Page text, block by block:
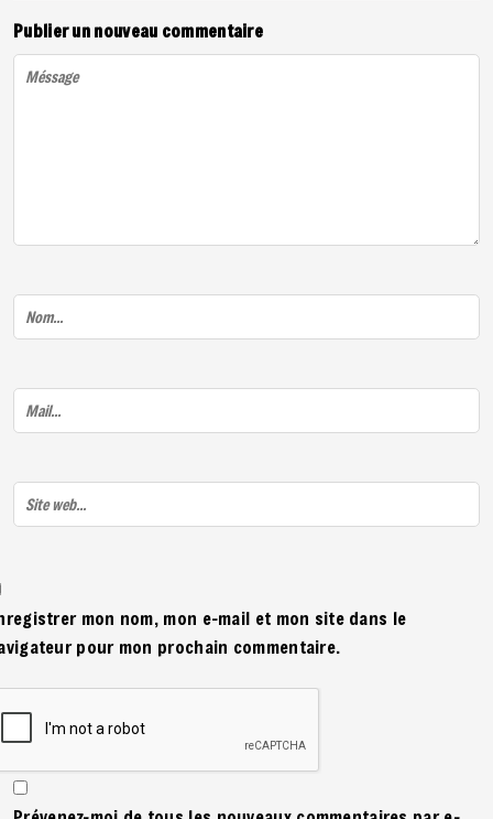
Publier un nouveau commentaire
mon nom, mon e-mail et mon site dans le
pour mon prochain commentaire.